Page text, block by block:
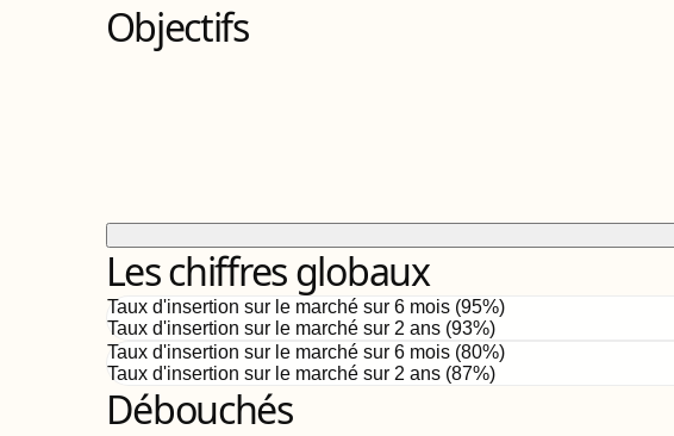
Objectifs
Les chiffres globaux
Taux d'insertion sur le marché sur 6 mois (95%)
Taux d'insertion sur le marché sur 2 ans (93%)
Taux d'insertion sur le marché sur 6 mois (80%)
Taux d'insertion sur le marché sur 2 ans (87%)
Débouchés